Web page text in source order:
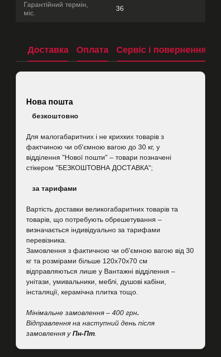
Гарантійний термін,
міс.
36
Доставка Оплата Сервіс і повернення
Нова пошта
безкоштовно
Для малогабаритних і не крихких товарів з
фактчиною чи об'ємною вагою до 30 кг, у
відділення "Нової пошти" – товари позначені
стікером "БЕЗКОШТОВНА ДОСТАВКА";
за тарифами
Вартість доставки великогабаритних товарів та
товарів, що потребують обрешетування –
визначається індивідуально за тарифами
перевізника.
Замовлення з фактичною чи об'ємною вагою від 30
кг та розмірами більше 120х70х70 см
відправляються лише у Вантажні відділення –
унітази, умивальники, меблі, душові кабіни,
інсталяції, керамічна плитка тощо.
Мінімальне замовлення – 400 грн.
Відправлення на наступний день після
замовлення уПн-Пт